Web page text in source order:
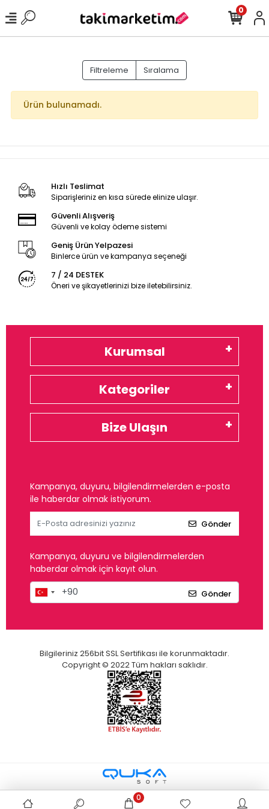
0
Filtreleme Sıralama
Ürün bulunamadı.
Hızlı Teslimat
Siparişleriniz en kısa sürede elinize ulaşır.
Güvenli Alışveriş
Güvenli ve kolay ödeme sistemi
Geniş Ürün Yelpazesi
Binlerce ürün ve kampanya seçeneği
7 / 24 DESTEK
Öneri ve şikayetlerinizi bize iletebilirsiniz.
Kurumsal
Kategoriler
Bize Ulaşın
Kampanya, duyuru, bilgilendirmelerden e-posta
ile haberdar olmak istiyorum.
Gönder
Kampanya, duyuru ve bilgilendirmelerden
haberdar olmak için kayıt olun.
Gönder
Bilgileriniz 256bit SSL Sertifikası ile korunmaktadır.
Copyright © 2022 Tüm hakları saklıdır.
0